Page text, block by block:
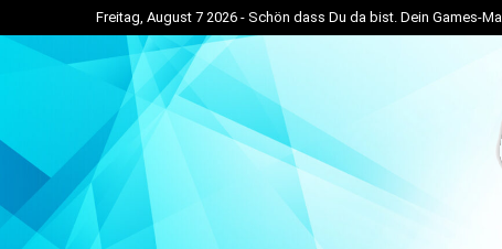
Freitag, August 7 2026 - Schön dass Du da bist. Dein Games-
EXPRESS RIDER SIMULATOR IM TEST: